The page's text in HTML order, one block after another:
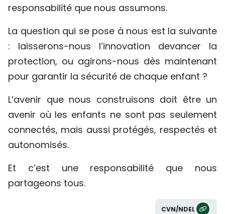
responsabilité que nous assumons.
La question qui se pose à nous est la suivante
: laisserons-nous l’innovation devancer la
protection, ou agirons-nous dès maintenant
pour garantir la sécurité de chaque enfant ?
L’avenir que nous construisons doit être un
avenir où les enfants ne sont pas seulement
connectés, mais aussi protégés, respectés et
autonomisés.
Et c’est une responsabilité que nous
partageons tous.
CVN/NDEL